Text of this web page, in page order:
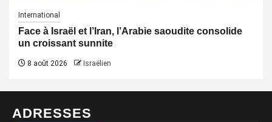
International
Face à Israël et l’Iran, l’Arabie saoudite consolide
un croissant sunnite
8 août 2026 Israëlien
ADRESSES